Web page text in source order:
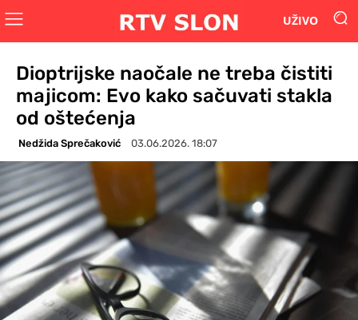
UŽIVO
Dioptrijske naočale ne treba čistiti
majicom: Evo kako sačuvati stakla
od oštećenja
Nedžida Sprečaković 03.06.2026. 18:07